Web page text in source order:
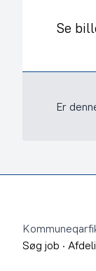
Se
Er
Søg job ·